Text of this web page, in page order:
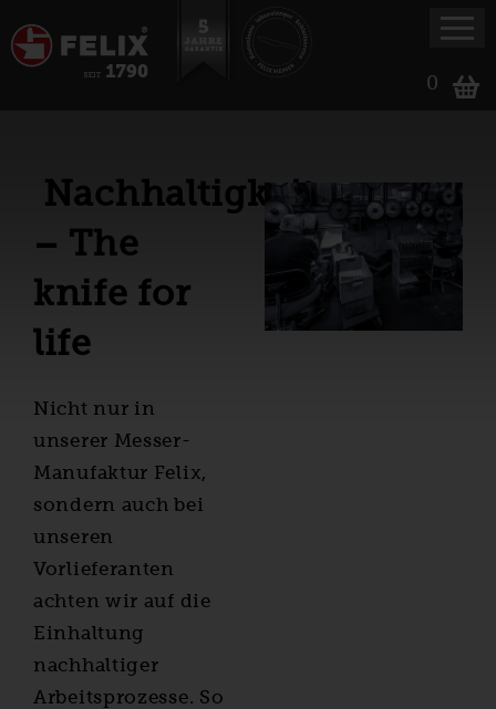
0
Nachhaltigkeit
– The
knife for
life
Nicht nur in
unserer Messer-
Manufaktur Felix,
sondern auch bei
unseren
Vorlieferanten
achten wir auf die
Einhaltung
nachhaltiger
Arbeitsprozesse. So